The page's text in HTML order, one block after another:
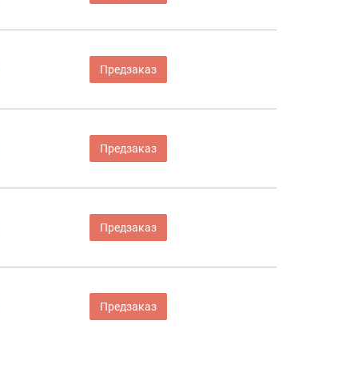
Предзаказ
Предзаказ
Предзаказ
Предзаказ